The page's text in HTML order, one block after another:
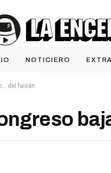
NOTICIERO
del faisán